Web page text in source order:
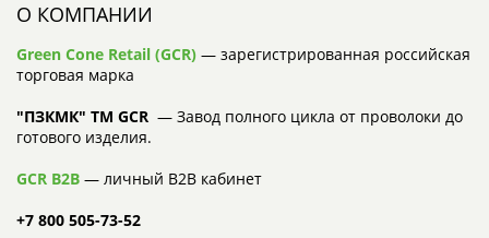
О КОМПАНИИ
Green Cone Retail (GCR) — зарегистрированная российская
торговая марка
"ПЗКМК" TM GCR — Завод полного цикла от проволоки до
готового изделия.
GCR B2B — личный B2B кабинет
+7 800 505-73-52